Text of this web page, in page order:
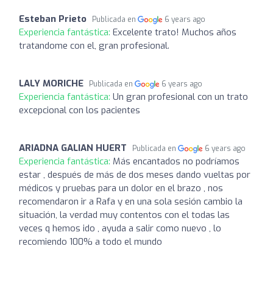
Esteban Prieto Publicada en 6 years ago
Experiencia fantástica: Excelente trato! Muchos años
tratandome con el, gran profesional.
LALY MORICHE Publicada en 6 years ago
Experiencia fantástica: Un gran profesional con un trato
excepcional con los pacientes
ARIADNA GALIAN HUERT Publicada en 6 years ago
Experiencia fantástica: Más encantados no podríamos
estar , después de más de dos meses dando vueltas por
médicos y pruebas para un dolor en el brazo , nos
recomendaron ir a Rafa y en una sola sesión cambio la
situación, la verdad muy contentos con el todas las
veces q hemos ido , ayuda a salir como nuevo , lo
recomiendo 100% a todo el mundo